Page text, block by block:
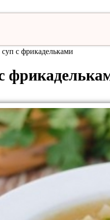
с фрикадельками